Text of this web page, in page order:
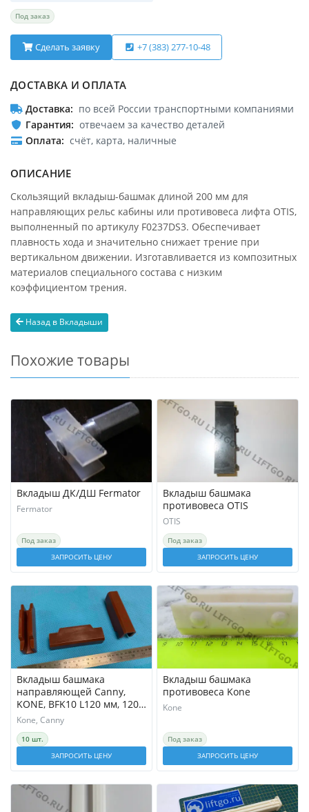
Под заказ
Сделать заявку +7 (383) 277-10-48
ДОСТАВКА И ОПЛАТА
Доставка
по всей России транспортными компаниями
Гарантия
отвечаем за качество деталей
Оплата
счёт, карта, наличные
ОПИСАНИЕ
Скользящий вкладыш-башмак длиной 200 мм для
направляющих рельс кабины или противовеса лифта OTIS,
выполненный по артикулу F0237DS3. Обеспечивает
плавность хода и значительно снижает трение при
вертикальном движении. Изготавливается из композитных
материалов специального состава с низким
коэффициентом трения.
Назад в Вкладыши
Похожие товары
Вкладыш ДК/ДШ Fermator
Fermator
Под заказ
ЗАПРОСИТЬ ЦЕНУ
Вкладыш башмака
противовеса OTIS
OTIS
Под заказ
ЗАПРОСИТЬ ЦЕНУ
Вкладыш башмака
направляющей Canny,
KONE, BFK10 L120 мм, 120 х
30 х 10мм / Вкладыш
кабины BFK10 L120
Kone, Canny
10 шт.
ЗАПРОСИТЬ ЦЕНУ
Вкладыш башмака
противовеса Kone
Kone
Под заказ
ЗАПРОСИТЬ ЦЕНУ